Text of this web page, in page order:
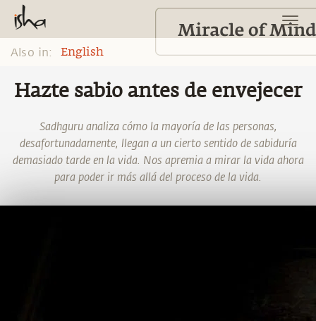
Also in: English
Hazte sabio antes de envejecer
Sadhguru analiza cómo la mayoría de las personas,
desafortunadamente, llegan a un cierto sentido de sabiduría
demasiado tarde en la vida. Nos apremia a mirar la vida ahora
para poder ir más allá del proceso de la vida.